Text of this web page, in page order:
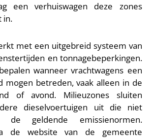
een verhuiswagen deze zones
in.
met een uitgebreid systeem van
en tonnagebeperkingen.
wanneer vrachtwagens een
mogen betreden, vaak alleen in de
of avond. Milieuzones sluiten
dieselvoertuigen uit die niet
de geldende emissienormen.
de website van de gemeente